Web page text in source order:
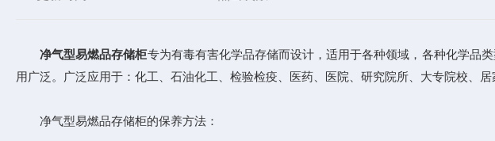
净气型易燃品存储柜专为有毒有害化学品存储而设计，适用于各种领域，各种化学品
用广泛。广泛应用于：化工、石油化工、检验检疫、医药、医院、研究院所、大专院校、
净气型易燃品存储柜的保养方法：